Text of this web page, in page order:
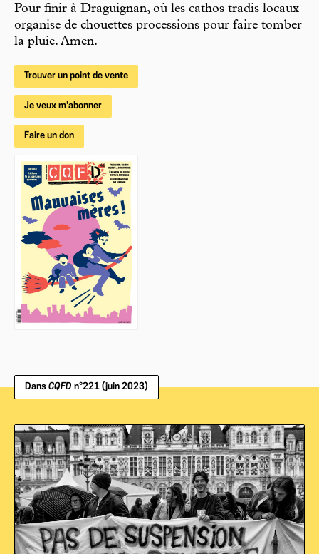
Pour finir à Draguignan, où les cathos tradis locaux
organise de chouettes processions pour faire tomber
la pluie. Amen.
Trouver un point de vente
Je veux m'abonner
Faire un don
Dans CQFD n°221 (juin 2023)